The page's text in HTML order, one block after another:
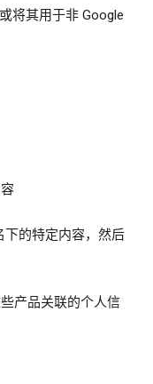
将其用于非 Google
下的特定内容，然后
产品关联的个人信